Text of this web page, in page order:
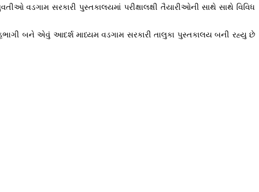
વડગામ સરકારી પુસ્તકાલયમાં પરીક્ષાલક્ષી તૈયારીઓની સાથે સાથે વિવિધ
બને એવું આદર્શ માધ્યમ વડગામ સરકારી તાલુકા પુસ્તકાલય બની રહ્યુ છે